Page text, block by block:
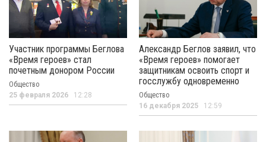
Участник программы Беглова
«Время героев» стал
почетным донором России
Общество
25 февраля 2026 12:28
Александр Беглов заявил, что
«Время героев» помогает
защитникам освоить спорт и
госслужбу одновременно
Общество
16 декабря 2025 12:59